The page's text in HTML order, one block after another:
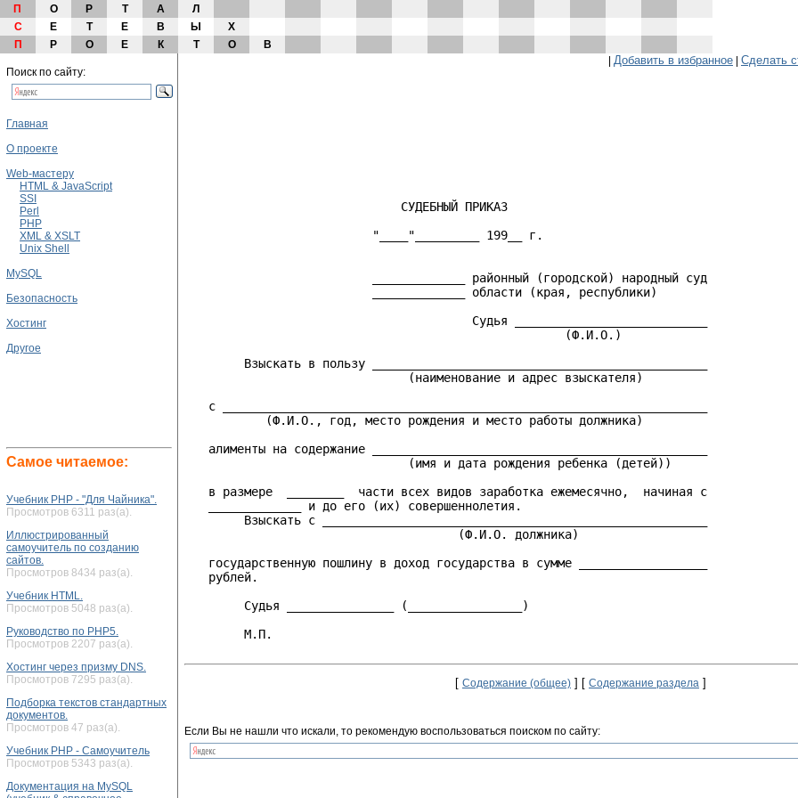
П О Р Т А
Л
С
Е Т Е В Ы
Х
П
Р О Е К Т О В
Поиск по сайту:
Главная
О проекте
Web-мастеру
HTML & JavaScript
SSI
Perl
PHP
XML & XSLT
Unix Shell
MySQL
Безопасность
Хостинг
Другое
Самое читаемое:
Учебник PHP - "Для Чайника".
Просмотров 6311 раз(а).
Иллюстрированный
самоучитель по созданию
сайтов.
Просмотров 8434 раз(а).
Учебник HTML.
Просмотров 5048 раз(а).
Руководство по PHP5.
Просмотров 2207 раз(а).
Хостинг через призму DNS.
Просмотров 7295 раз(а).
Подборка текстов стандартных
документов.
Просмотров 47 раз(а).
Учебник PHP - Самоучитель
Просмотров 5343 раз(а).
Документация на MySQL
Добавить в избранное Сделать
                              СУДЕБНЫЙ ПРИКАЗ
                          "____"_________ 199__ г.
                          _____________ районный (городской) народный суд
                          _____________ области (края, республики)
                                        Судья ___________________________
                                                     (Ф.И.О.)
        Взыскать в пользу _______________________________________________
                               (наименование и адрес взыскателя)
   с ____________________________________________________________________
           (Ф.И.О., год, место рождения и место работы должника)
   алименты на содержание _______________________________________________
                               (имя и дата рождения ребенка (детей))
   в размере  ________  части всех видов заработка ежемесячно,  начиная с
   _____________ и до его (их) совершеннолетия.
        Взыскать с ______________________________________________________
                                      (Ф.И.О. должника)
   государственную пошлину в доход государства в сумме __________________
   рублей.
        Судья _______________ (________________)
        М.П.
[ Содержание (общее) ] [ Содержание раздела ]
Если Вы не нашли что искали, то рекомендую воспользоваться поиском по сайту: